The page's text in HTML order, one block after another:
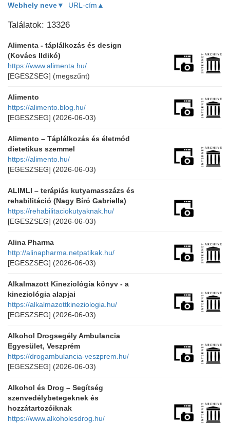
Webhely neve▼ URL-cím▲
Találatok: 13326
Alimenta - táplálkozás és design
(Kovács Ildikó)
https://www.alimenta.hu/
[EGESZSEG] (megszűnt)
Alimento
https://alimento.blog.hu/
[EGESZSEG] (2026-06-03)
Alimento – Táplálkozás és életmód
dietetikus szemmel
https://alimento.hu/
[EGESZSEG] (2026-06-03)
ALIMLI – terápiás kutyamasszázs és
rehabilitáció (Nagy Bíró Gabriella)
https://rehabilitaciokutyaknak.hu/
[EGESZSEG] (2026-06-03)
Alina Pharma
http://alinapharma.netpatikak.hu/
[EGESZSEG] (2026-06-03)
Alkalmazott Kineziológia könyv - a
kineziológia alapjai
https://alkalmazottkineziologia.hu/
[EGESZSEG] (2026-06-03)
Alkohol Drogsegély Ambulancia
Egyesület, Veszprém
https://drogambulancia-veszprem.hu/
[EGESZSEG] (2026-06-03)
Alkohol és Drog – Segítség
szenvedélybetegeknek és
hozzátartozóiknak
https://www.alkoholesdrog.hu/